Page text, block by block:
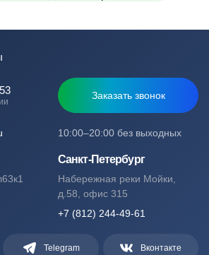
Заказать звонок
10:00–20:00 без выходных
Санкт-Петербург
Набережная реки Мойки,
д.58, офис 315
+7 (812) 244-49-61
Telegram Вконтакте